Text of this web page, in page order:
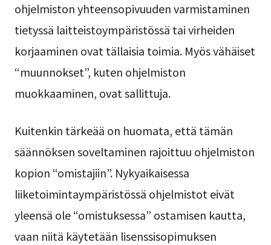
ohjelmiston yhteensopivuuden varmistaminen
tietyssä laitteistoympäristössä tai virheiden
korjaaminen ovat tällaisia toimia. Myös vähäiset
“muunnokset”, kuten ohjelmiston
muokkaaminen, ovat sallittuja.
Kuitenkin tärkeää on huomata, että tämän
säännöksen soveltaminen rajoittuu ohjelmiston
kopion “omistajiin”. Nykyaikaisessa
liiketoimintaympäristössä ohjelmistot eivät
yleensä ole “omistuksessa” ostamisen kautta,
vaan niitä käytetään lisenssisopimuksen